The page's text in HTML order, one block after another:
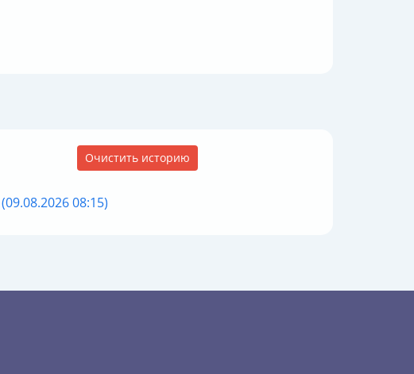
Очистить историю
08:15)